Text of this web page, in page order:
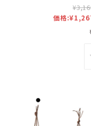
価格: